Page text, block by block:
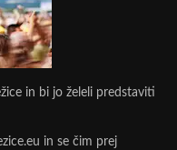
in bi jo želeli predstaviti
in se čim prej